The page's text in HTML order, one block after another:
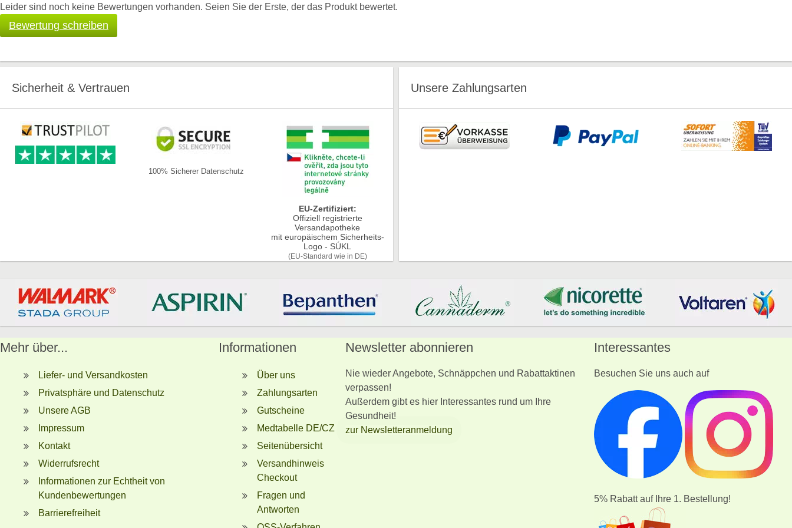
Leider sind noch keine Bewertungen vorhanden. Seien Sie der Erste, der das Produkt bewertet.
Bewertung schreiben
Sicherheit & Vertrauen
100% Sicherer Datenschutz
EU-Zertifiziert:
Offiziell registrierte
Versandapotheke
mit europäischem Sicherheits-
Logo - SÚKL
(EU-Standard wie in DE)
Unsere Zahlungsarten
Mehr über...
Liefer- und Versandkosten
Privatsphäre und Datenschutz
Unsere AGB
Impressum
Kontakt
Widerrufsrecht
Informationen zur Echtheit von
Kundenbewertungen
Barrierefreiheit
Informationen
Über uns
Zahlungsarten
Gutscheine
Medtabelle DE/CZ
Seitenübersicht
Versandhinweis
Checkout
Fragen und
Antworten
Newsletter abonnieren
Nie wieder Angebote, Schnäppchen und Rabattaktinen
verpassen!
Außerdem gibt es hier Interessantes rund um Ihre
Gesundheit!
zur Newsletteranmeldung
Interessantes
Besuchen Sie uns auch auf
5% Rabatt auf Ihre 1. Bestellung!